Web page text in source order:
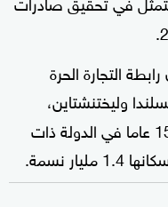
.
التجارة الحرة
وليختنشتاين،
باستثمار 100 مليار دولار على مدى 15 عاما في الدولة ذات
نسمة.